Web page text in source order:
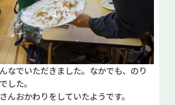
なでいただきました。なかでも、のり
した。
んおかわりをしていたようです。